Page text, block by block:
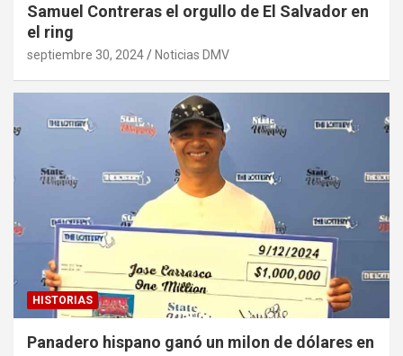
Samuel Contreras el orgullo de El Salvador en
el ring
septiembre 30, 2024 Noticias DMV
HISTORIAS
Panadero hispano ganó un milon de dólares en